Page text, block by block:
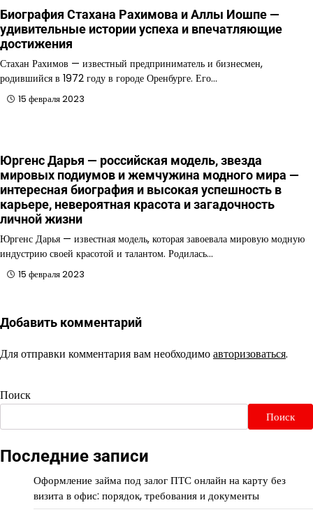
Биография Стахана Рахимова и Аллы Иошпе —
удивительные истории успеха и впечатляющие
достижения
Стахан Рахимов — известный предприниматель и бизнесмен,
родившийся в 1972 году в городе Оренбурге. Его…
15 февраля 2023
Юргенс Дарья — российская модель, звезда
мировых подиумов и жемчужина модного мира —
интересная биография и высокая успешность в
карьере, невероятная красота и загадочность
личной жизни
Юргенс Дарья — известная модель, которая завоевала мировую модную
индустрию своей красотой и талантом. Родилась…
15 февраля 2023
Добавить комментарий
Для отправки комментария вам необходимоавторизоваться.
Поиск
Поиск
Последние записи
Оформление займа под залог ПТС онлайн на карту без
визита в офис: порядок, требования и документы